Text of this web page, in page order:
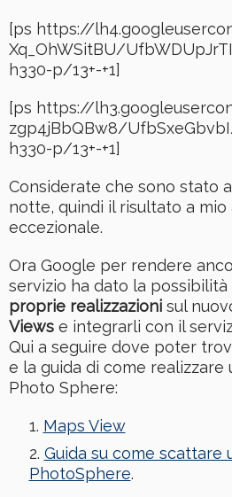
[ps https://
Xq_OhWSitBU/
h330-p/13+-+1]
[ps https://
zgp4jBbQBw8/
h330-p/13+-+1]
Considerate che sono stato
notte, quindi il risultato a
eccezionale.
Ora Google per rendere
servizio ha dato la possibilità
proprie realizzazioni sul
Views e integrarli con il
Qui a seguire dove poter
e la guida di come realizzare
Photo Sphere:
Maps View
Guida su come scattare
PhotoSphere.